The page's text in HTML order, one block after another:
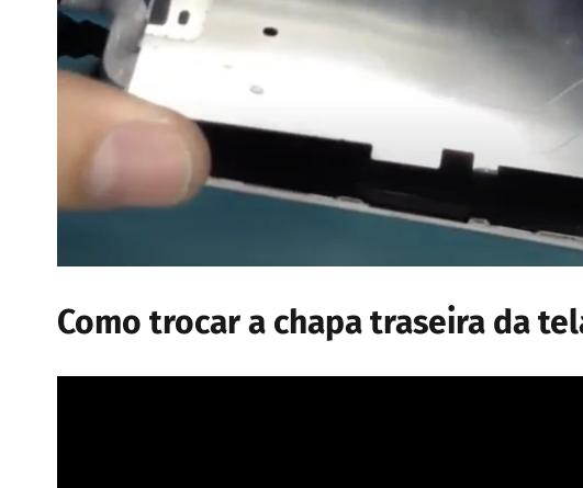
Como trocar a chapa traseira da